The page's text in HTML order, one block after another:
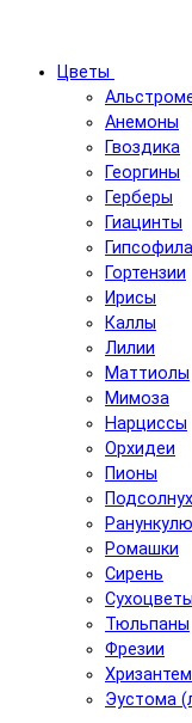
Цветы
Анемоны
Гвоздика
Георгины
Герберы
Гиацинты
Гипсофила
Гортензии
Ирисы
Каллы
Лилии
Маттиолы
Мимоза
Нарциссы
Орхидеи
Пионы
Ромашки
Сирень
Сухоцветы
Тюльпаны
Фрезии
Эустома